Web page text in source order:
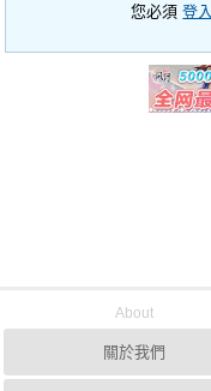
您必須登入
About
關於我們